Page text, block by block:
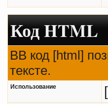
Код HTML
BB код [html]
тексте.
Использование